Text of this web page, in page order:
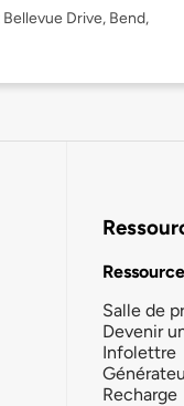
Drive, Bend,
Salle de
Devenir
Infolettre
Recharge